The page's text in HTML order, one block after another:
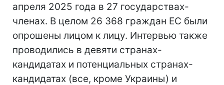
апреля 2025 года в 27 государствах-
членах. В целом 26 368 граждан ЕС были
опрошены лицом к лицу. Интервью также
проводились в девяти странах-
кандидатах и потенциальных странах-
кандидатах (все, кроме Украины) и